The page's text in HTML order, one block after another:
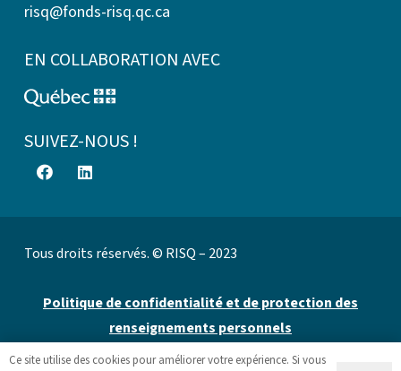
risq@fonds-risq.qc.ca
EN COLLABORATION AVEC
SUIVEZ-NOUS !
Tous droits réservés. © RISQ – 2023
Politique de confidentialité et de protection des
renseignements personnels
Ce site utilise des cookies pour améliorer votre expérience. Si vous